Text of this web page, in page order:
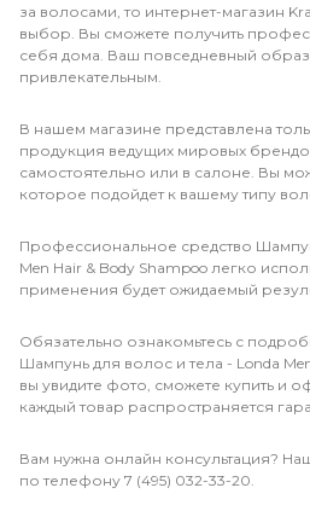
за волосами, то интернет-магазин
выбор. Вы сможете получить
себя дома. Ваш повседневный образ
привлекательным.
В нашем магазине представлена
продукция ведущих мировых
самостоятельно или в салоне. Вы
которое подойдет к вашему типу
Профессиональное средство
Men Hair & Body Shampoo легко
применения будет ожидаемый
Обязательно ознакомьтесь с
Шампунь для волос и тела - Londa
вы увидите фото, сможете купить и
каждый товар распространяется
Вам нужна онлайн консультация?
по телефону 7 (495) 032-33-20.